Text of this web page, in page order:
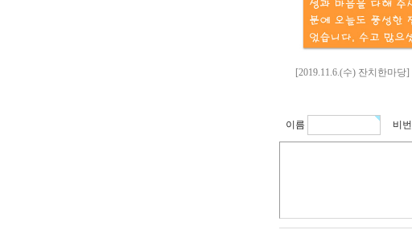
[2019.11.6.(수) 잔치한마당]
이름 비번